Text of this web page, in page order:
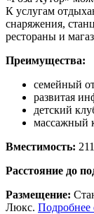
К услугам
снаряжения,
рестораны и
Преимущества:
семейный
развитая
детский
массажный
Вместимость:
Расстояние до
Размещение:
Люкс. Подробнее